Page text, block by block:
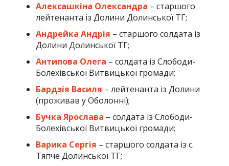
Алексашкіна Олександра – старшого
лейтенанта із Долини Долинської ТГ;
Андрейка Андрія – старшого солдата із
Долини Долинської ТГ;
Антипова Олега – солдата із Слободи-
Болехівської Витвицької громади;
Бардзія Василя – лейтенанта із Долини
(проживав у Оболонні);
Бучка Ярослава – солдата із Слободи-
Болехівської Витвицької громади;
Варика Сергія – старшого солдата із с.
Тяпче Долинської ТГ;